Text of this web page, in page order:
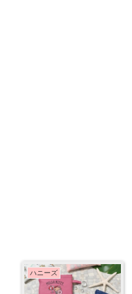
ハニーズ